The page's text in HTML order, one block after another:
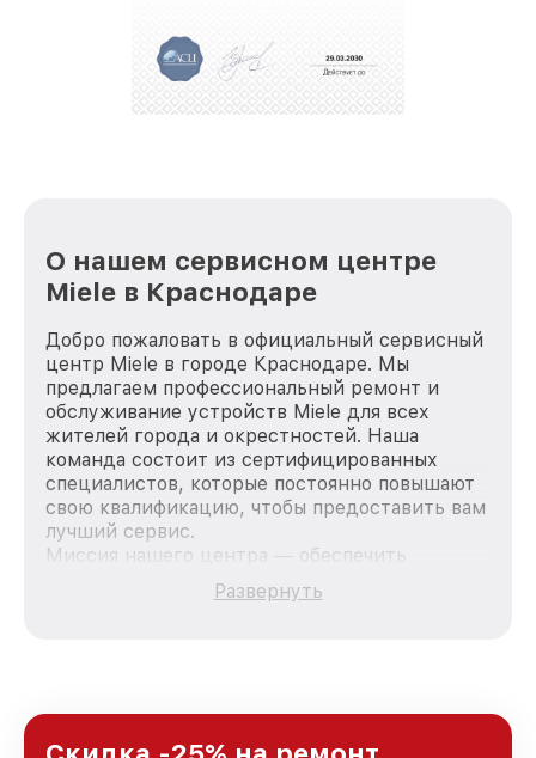
О нашем сервисном центре
Miele в Краснодаре
Добро пожаловать в официальный сервисный
центр Miele в городе Краснодаре. Мы
предлагаем профессиональный ремонт и
обслуживание устройств Miele для всех
жителей города и окрестностей. Наша
команда состоит из сертифицированных
специалистов, которые постоянно повышают
свою квалификацию, чтобы предоставить вам
лучший сервис.
Миссия нашего центра — обеспечить
качественный и доступный ремонт для
каждого пользователя продукции Miele, вне
Краснодаре, постоянно повышая уровень
Развернуть